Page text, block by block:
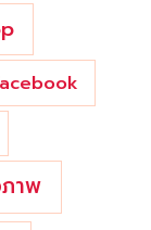
าพ